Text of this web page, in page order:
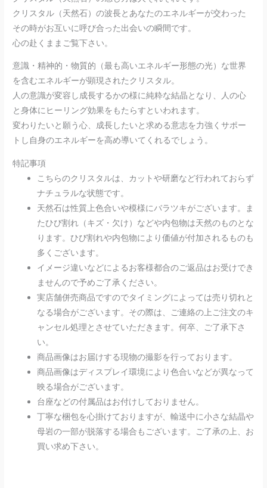
クリスタル（天然石）の波長とあなたのエネルギーが交わった
その時がお互いに呼び合った出会いの瞬間です。
心の赴くままご覧下さい。
意識・精神的・物質的（最も高いエネルギー形態の光）な世界
を含むエネルギーが顕現されたクリスタル。
人の意識が変容し成長するかの様に純粋な結晶となり、人の心
と身体にヒーリング効果をもたらすといわれます。
変わりたいと願う心、成長したいと求める意志を力強くサポー
トし自身のエネルギーを高め導いてくれるでしょう。
特記事項
こちらのクリスタルは、カットや研磨など行われておらず
ナチュラルな状態です。
天然石は性質上色合いや模様にバラツキがございます。ま
たひび割れ（キズ・欠け）などや内包物は天然のものとな
ります。ひび割れや内包物により価値が付加されるものも
多くございます。
イメージ違いなどによるお客様都合のご返品はお受けでき
ませんので予めご了承ください。
実店舗併売商品ですのでタイミングによっては売り切れと
なる場合がございます。その際は、ご連絡の上ご注文のキ
ャンセル処理とさせていただきます。何卒、ご了承下さ
い。
商品画像はお届けする現物の撮影を行っております。
商品画像はディスプレイ環境により色合いなどが異なって
映る場合がございます。
台座などの付属品はお付けしておりません。
丁寧な梱包を心掛けておりますが、輸送中に小さな結晶や
母岩の一部が脱落する場合もございます。ご了承の上、お
買い求め下さい。